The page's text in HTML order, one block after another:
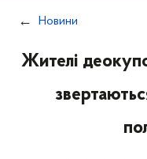
Новини
Жителі